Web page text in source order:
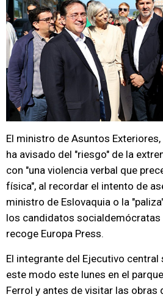
El ministro de Asuntos
ha avisado del "riesgo" de la
con "una violencia verbal que
física", al recordar el intento de
ministro de Eslovaquia o la
los candidatos socialdemócratas
recoge Europa Press.
El integrante del Ejecutivo central
este modo este lunes en el
Ferrol y antes de visitar las obras